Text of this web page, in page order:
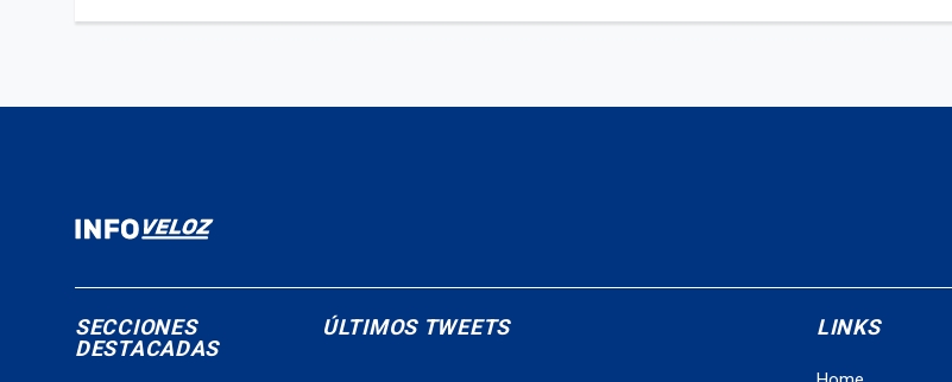
SECCIONES
DESTACADAS
ÚLTIMOS TWEETS LINKS